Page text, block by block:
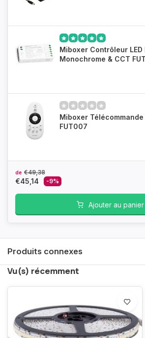
Miboxer Contrôleur LED
Monochrome & CCT
Miboxer
FUT007
de €49,38
€45,14 -9%
Ajouter au panier
Produits connexes
Vu(s) récemment